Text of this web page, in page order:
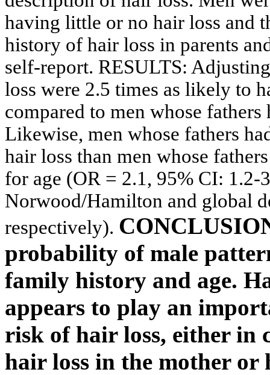
having little or no hair loss and
history of hair loss in parents
self-report. RESULTS:
loss were 2.5 times as likely to
compared to men whose
Likewise, men whose fathers
hair loss than men whose
for age (OR = 2.1, 95% CI:
Norwood/Hamilton and global
respectively).
probability of male
family history and age.
appears to play an
risk of hair loss, either in
hair loss in the mother or